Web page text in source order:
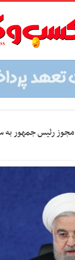
مجوز رئیس جمهور به